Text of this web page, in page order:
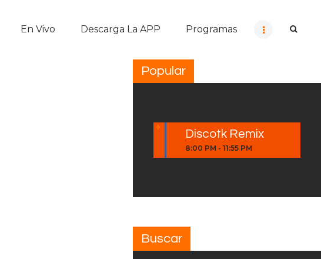
En Vivo Descarga La APP Programas
Popular
Discotk Remix
8:00 PM -11:55 PM
Buscar